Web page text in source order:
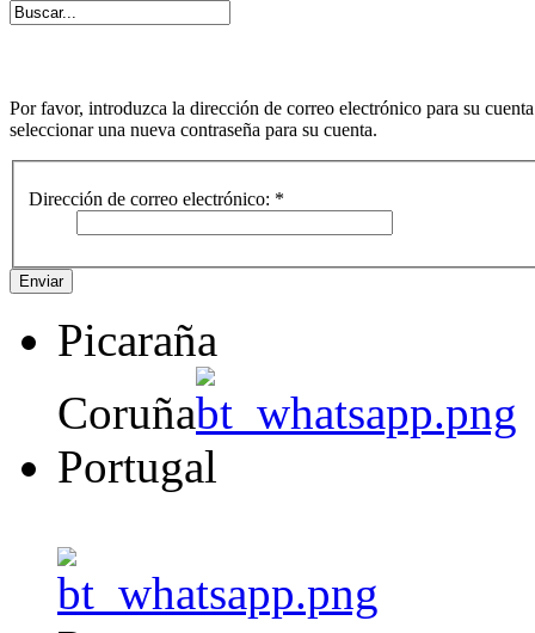
Por favor, introduzca la dirección de correo electrónico para su
seleccionar una nueva contraseña para su cuenta.
Dirección de correo electrónico: *
Enviar
Picaraña
Coruña
Portugal